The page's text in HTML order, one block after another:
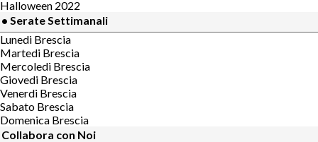
Halloween 2022
• Serate Settimanali
Lunedi Brescia
Martedi Brescia
Mercoledi Brescia
Giovedi Brescia
Venerdi Brescia
Sabato Brescia
Domenica Brescia
Collabora con Noi